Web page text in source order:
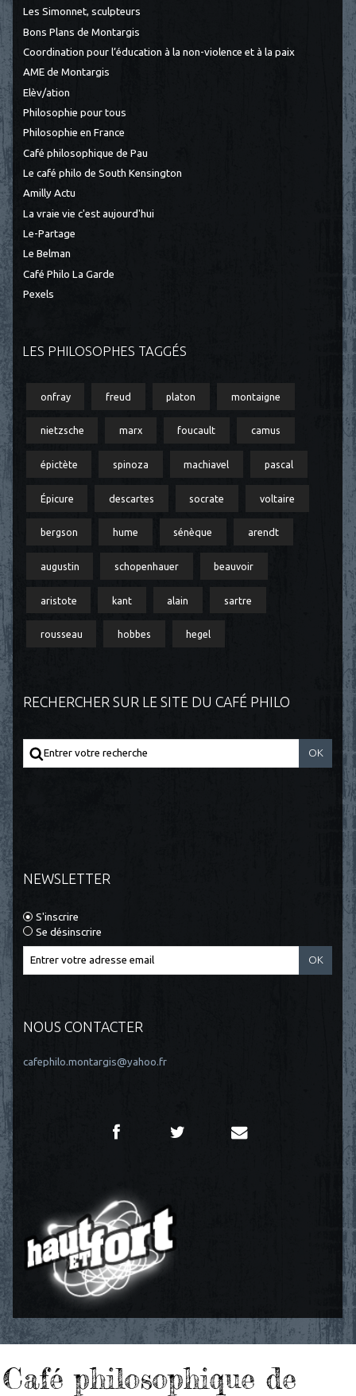
Les Simonnet, sculpteurs
Bons Plans de Montargis
Coordination pour l’éducation à la non-violence et à la paix
AME de Montargis
Elèv/ation
Philosophie pour tous
Philosophie en France
Café philosophique de Pau
Le café philo de South Kensington
Amilly Actu
La vraie vie c'est aujourd'hui
Le-Partage
Le Belman
Café Philo La Garde
Pexels
LES PHILOSOPHES TAGGÉS
onfray freud platon montaigne
nietzsche marx foucault camus
épictète spinoza machiavel pascal
Épicure descartes socrate voltaire
bergson hume sénèque arendt
augustin schopenhauer beauvoir
aristote kant alain sartre
rousseau hobbes hegel
RECHERCHER SUR LE SITE DU CAFÉ PHILO
NEWSLETTER
S'inscrire
Se désinscrire
NOUS CONTACTER
cafephilo.montargis@yahoo.fr
Café philosophique de